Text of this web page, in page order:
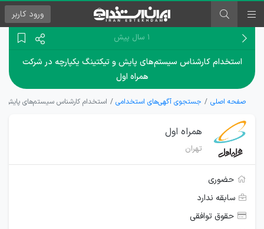
ورود کاربر
۱ سال پیش
استخدام کارشناس سیستم‌های پایش و تیکتینگ یکپارچه در شرکت
همراه اول
صفحه اصلی جستجوی آگهی‌های استخدامی استخدام کارشناس سیستم‌های پایش
همراه اول
تهران
حضوری
سابقه ندارد
حقوق توافقی